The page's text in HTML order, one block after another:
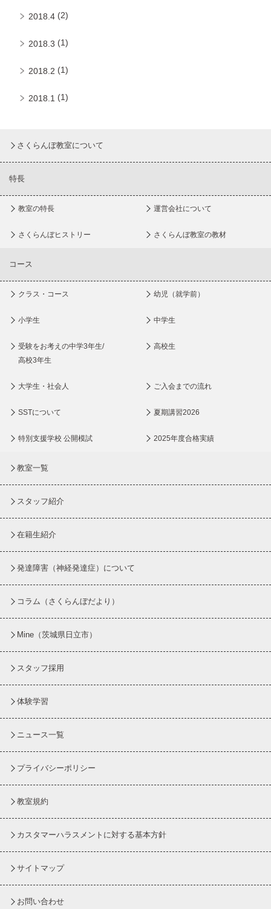
2018.4 (2)
2018.3 (1)
2018.2 (1)
2018.1 (1)
さくらんぼ教室について
特長
教室の特長 運営会社について
さくらんぼヒストリー さくらんぼ教室の教材
コース
クラス・コース 幼児（就学前）
小学生 中学生
受験をお考えの中学3年生/
高校3年生
高校生
大学生・社会人 ご入会までの流れ
SSTについて 夏期講習2026
特別支援学校 公開模試 2025年度合格実績
教室一覧
スタッフ紹介
在籍生紹介
発達障害（神経発達症）について
コラム （さくらんぼだより）
Mine（茨城県日立市）
スタッフ採用
体験学習
ニュース一覧
プライバシーポリシー
教室規約
カスタマーハラスメントに対する基本方針
サイトマップ
お問い合わせ